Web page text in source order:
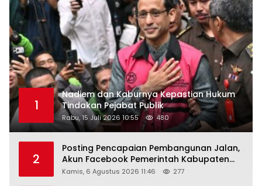
1
Nadiem dan Kaburnya Kepastian Hukum
Tindakan Pejabat Publik
Rabu, 15 Juli 2026 10:55 480
2
Posting Pencapaian Pembangunan Jalan,
Akun Facebook Pemerintah Kabupaten
Rembang “Dirujak” Warganet
Kamis, 6 Agustus 2026 11:46 277